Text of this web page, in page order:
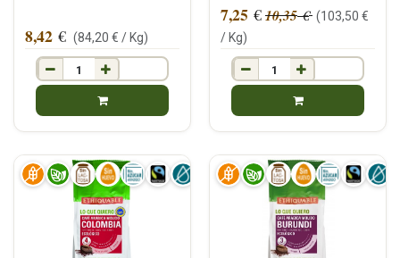
8,42 € (84,20 € / Kg)
7,25 €10,35€ (103,50 €
/ Kg)